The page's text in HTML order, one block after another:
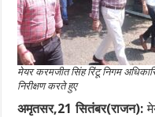
मेयर करमजीत सिंह रिंटू निगम
निरीक्षण करते हुए
अमृतसर,21 सितंबर(राजन):